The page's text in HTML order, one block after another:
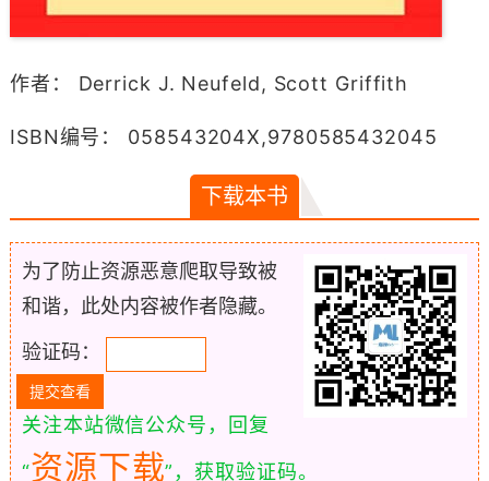
作者： Derrick J. Neufeld, Scott Griffith
ISBN编号： 058543204X,9780585432045
下载本书
为了防止资源恶意爬取导致被
和谐，此处内容被作者隐藏。
验证码：
关注本站微信公众号，回复
“资源下载”，获取验证码。